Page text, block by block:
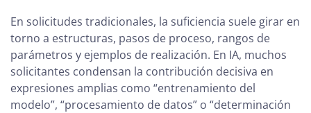
En solicitudes tradicionales, la suficiencia suele girar en
torno a estructuras, pasos de proceso, rangos de
parámetros y ejemplos de realización. En IA, muchos
solicitantes condensan la contribución decisiva en
expresiones amplias como “entrenamiento del
modelo”, “procesamiento de datos” o “determinación